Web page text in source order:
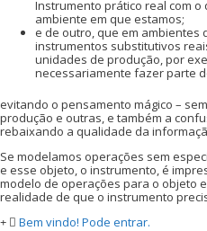
Instrumento prático real com
ambiente em que estamos;
e de outro, que em ambientes
instrumentos substitutivos
unidades de produção, por
necessariamente fazer parte
evitando o pensamento mágico –
produção e outras, e também a
rebaixando a qualidade da
Se modelamos operações sem
e esse objeto, o instrumento, é
modelo de operações para o objeto
realidade de que o instrumento
Bem vindo! Pode entrar.